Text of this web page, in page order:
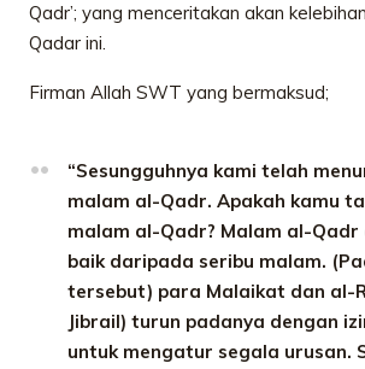
Qadr’; yang menceritakan akan
Qadar ini.
Firman Allah SWT yang bermaksud;
“Sesungguhnya kami telah
malam al-Qadr. Apakah kamu
malam al-Qadr? Malam al-Qadr
baik daripada seribu malam.
tersebut) para Malaikat dan al-
Jibrail) turun padanya dengan
untuk mengatur segala urusan.